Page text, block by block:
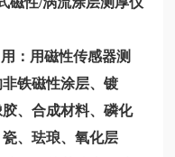
：用磁性传感器测
铁磁性涂层、镀
、合成材料、磷化
、珐琅、氧化层